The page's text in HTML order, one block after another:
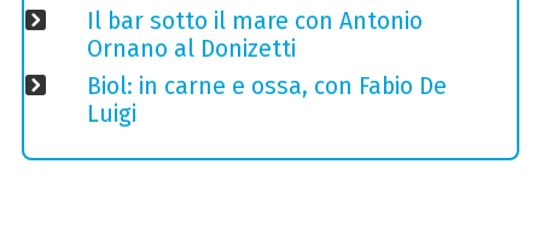
Il bar sotto il mare con Antonio
Ornano al Donizetti
Biol: in carne e ossa, con Fabio De
Luigi